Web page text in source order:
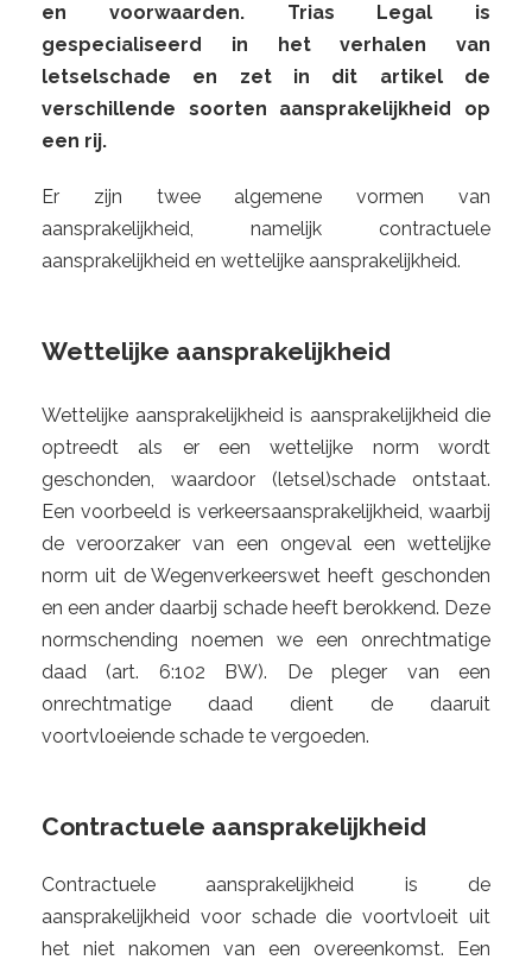
en voorwaarden. Trias Legal is
gespecialiseerd in het verhalen van
letselschade en zet in dit artikel de
verschillende soorten aansprakelijkheid op
een rij.
Er zijn twee algemene vormen van
aansprakelijkheid, namelijk contractuele
aansprakelijkheid en wettelijke aansprakelijkheid.
Wettelijke aansprakelijkheid
Wettelijke aansprakelijkheid is aansprakelijkheid die
optreedt als er een wettelijke norm wordt
geschonden, waardoor (letsel)schade ontstaat.
Een voorbeeld is verkeersaansprakelijkheid, waarbij
de veroorzaker van een ongeval een wettelijke
norm uit de Wegenverkeerswet heeft geschonden
en een ander daarbij schade heeft berokkend. Deze
normschending noemen we een onrechtmatige
daad (art. 6:102 BW). De pleger van een
onrechtmatige daad dient de daaruit
voortvloeiende schade te vergoeden.
Contractuele aansprakelijkheid
Contractuele aansprakelijkheid is de
aansprakelijkheid voor schade die voortvloeit uit
het niet nakomen van een overeenkomst. Een